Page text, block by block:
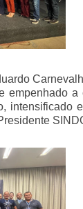
empenhado
intensificado